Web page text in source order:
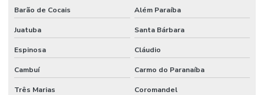
Manutenção Preventiva Com Certificação
Manutenção Preventiva De Edificações
Manutenção Preventiva De Equipamentos
Manutenção Preventiva De Máquinas
Barão de Cocais Além Paraíba
Juatuba Santa Bárbara
Espinosa Cláudio
Cambuí Carmo do Paranaíba
Três Marias Coromandel